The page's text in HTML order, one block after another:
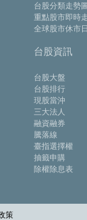
台股分類走勢
重點股市即時
全球股市休市
台股資訊
台股大盤
台股排行
現股當沖
三大法人
融資融券
騰落線
臺指選擇權
抽籤申購
除權除息表
策